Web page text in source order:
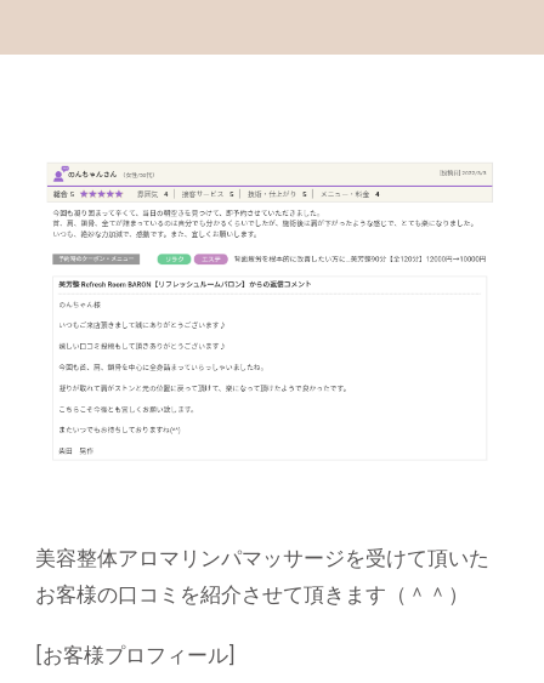
美容整体アロマリンパマッサージを受けて頂いた
お客様の口コミを紹介させて頂きます（＾＾）
[お客様プロフィール]